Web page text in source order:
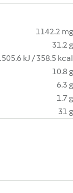
1142.2 mg
31.2 g
kJ / 358.5 kcal
10.8 g
6.3 g
1.7 g
31 g